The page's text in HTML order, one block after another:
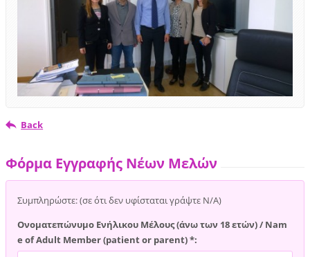
Back
Φόρμα Εγγραφής Νέων Μελών
Συμπληρώστε: (σε ότι δεν υφίσταται γράψτε Ν/Α)
Ονοματεπώνυμο Ενήλικου Μέλους (άνω των 18 ετών) / Nam
e of Adult Member (patient or parent) *: